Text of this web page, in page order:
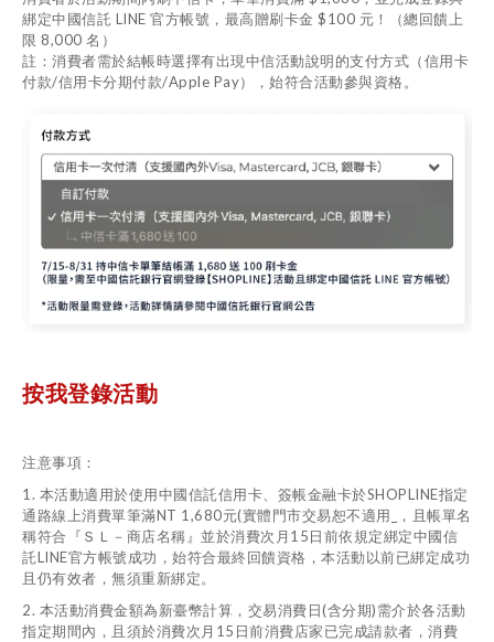
綁定中國信託 LINE 官方帳號，最高贈刷卡金 $100 元！（總回饋上
限 8,000 名）
註：消費者需於結帳時選擇有出現中信活動說明的支付方式（信用卡
付款/信用卡分期付款/Apple Pay），始符合活動參與資格。
按我登錄活動
注意事項：
1. 本活動適用於使用中國信託信用卡、簽帳金融卡於SHOPLINE指定
通路線上消費單筆滿NT 1,680元(實體門市交易恕不適用_，且帳單名
稱符合『ＳＬ－商店名稱』並於消費次月15日前依規定綁定中國信
託LINE官方帳號成功，始符合最終回饋資格，本活動以前已綁定成功
且仍有效者，無須重新綁定。
2. 本活動消費金額為新臺幣計算，交易消費日(含分期)需介於各活動
指定期間內，且須於消費次月15日前消費店家已完成請款者，消費